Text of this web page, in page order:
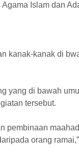
Islam dan
kanak-kanak di
yang di bawah
tersebut.
pembinaan
orang